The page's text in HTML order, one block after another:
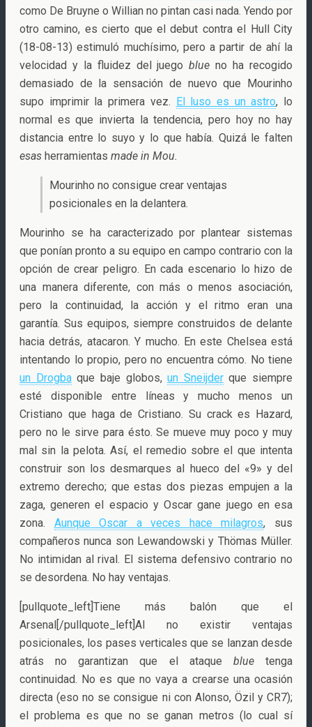
como De Bruyne o Willian no pintan casi nada. Yendo por
otro camino, es cierto que el debut contra el Hull City
(18-08-13) estimuló muchísimo, pero a partir de ahí la
velocidad y la fluidez del juegoblueno ha recogido
demasiado de la sensación de nuevo que Mourinho
supo imprimir la primera vez. El luso es un astro, lo
normal es que invierta la tendencia, pero hoy no hay
distancia entre lo suyo y lo que había. Quizá le falten
esas herramientas made in Mou.
Mourinho no consigue crear ventajas
posicionales en la delantera.
Mourinho se ha caracterizado por plantear sistemas
que ponían pronto a su equipo en campo contrario con la
opción de crear peligro. En cada escenario lo hizo de
una manera diferente, con más o menos asociación,
pero la continuidad, la acción y el ritmo eran una
garantía. Sus equipos, siempre construidos de delante
hacia detrás, atacaron. Y mucho. En este Chelsea está
intentando lo propio, pero no encuentra cómo. No tiene
un Drogbaque baje globos,un Sneijderque siempre
esté disponible entre líneas y mucho menos un
Cristiano que haga de Cristiano. Su crack es Hazard,
pero no le sirve para ésto. Se mueve muy poco y muy
mal sin la pelota. Así, el remedio sobre el que intenta
construir son los desmarques al hueco del «9» y del
extremo derecho; que estas dos piezas empujen a la
zaga, generen el espacio y Oscar gane juego en esa
zona. Aunque Oscar a veces hace milagros, sus
compañeros nunca son Lewandowski y Thömas Müller.
No intimidan al rival. El sistema defensivo contrario no
se desordena. No hay ventajas.
[pullquote_left]Tiene más balón que el
Arsenal[/pullquote_left]Al no existir ventajas
posicionales, los pases verticales que se lanzan desde
atrás no garantizan que el ataque bluetenga
continuidad. No es que no vaya a crearse una ocasión
directa (eso no se consigue ni con Alonso, Özil y CR7);
el problema es que no se ganan metros (lo cual sí